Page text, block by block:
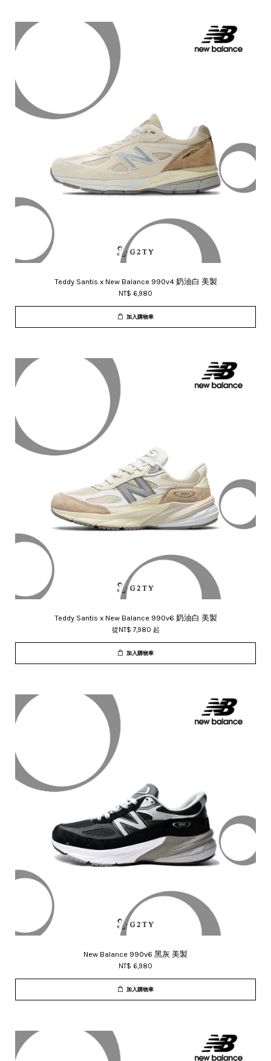
Teddy Santis x New Balance 990v4 奶油白 美製
NT$ 6,980
加入購物車
Teddy Santis x New Balance 990v6 奶油白 美製
從NT$ 7,980 起
加入購物車
New Balance 990v6 黑灰 美製
NT$ 6,980
加入購物車